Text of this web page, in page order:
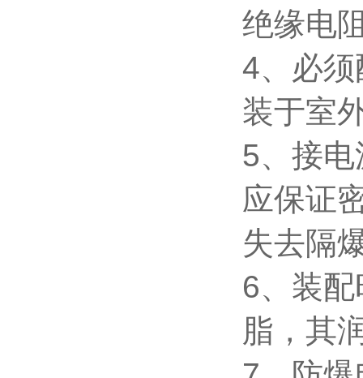
绝缘电
4、必
装于室
5、接
应保证
失去隔
6、装
脂，其